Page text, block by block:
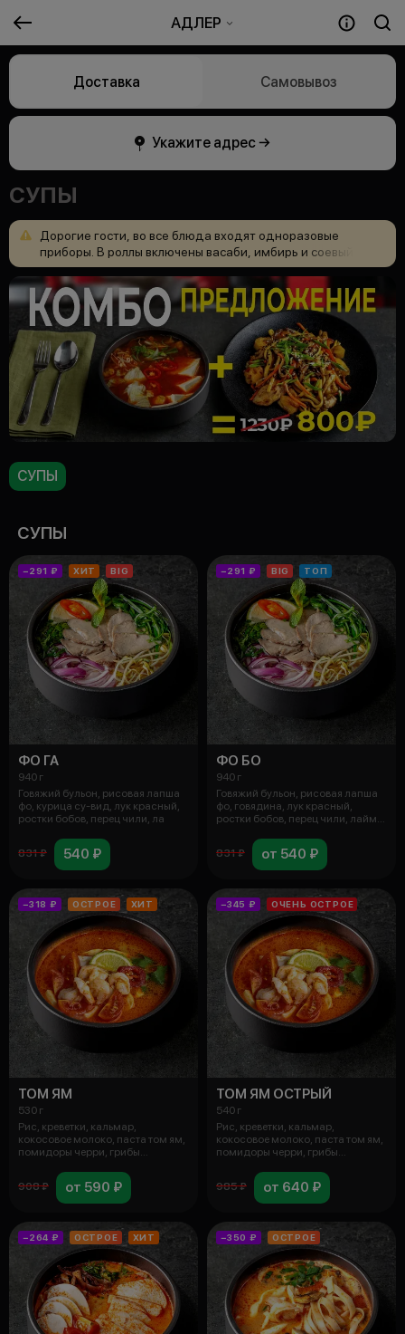
АДЛЕР
Доставка Самовывоз
Укажите адрес →
СУПЫ
Дорогие гости, во все блюда входят одноразовые
приборы. В роллы включены васаби, имбирь и соевый
соус,нодополнительноможноприобрестивменю.
Возникливопросы?Позвоните 88006008989
СУПЫ
СУПЫ
−291 ₽ ХИТ BIG
ФО ГА
940 г
Говяжий бульон, рисовая лапша
фо, курица су-вид, лук красный,
ростки бобов, перец чили, ла
831 ₽ 540 ₽
−291 ₽ BIG ТОП
ФО БО
940 г
Говяжий бульон, рисовая лапша
фо, говядина, лук красный,
ростки бобов, перец чили, лайм,
831 ₽
от 540 ₽
−318 ₽ ОСТРОЕ ХИТ
ТОМ ЯМ
530 г
Рис, креветки, кальмар,
кокосовое молоко, паста том ям,
помидоры черри, грибы
908 ₽
от 590 ₽
−345 ₽ ОЧЕНЬ ОСТРОЕ
ТОМ ЯМ ОСТРЫЙ
540 г
Рис, креветки, кальмар,
кокосовое молоко, паста том ям,
помидоры черри, грибы
985 ₽
от 640 ₽
−264 ₽ ОСТРОЕ ХИТ −350 ₽ ОСТРОЕ